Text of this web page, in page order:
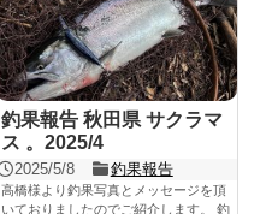
釣果報告 秋田県 サクラマ
ス 。2025/4
2025/5/8 釣果報告
高橋様より釣果写真とメッセージを頂
いておりましたのでご紹介します。 釣